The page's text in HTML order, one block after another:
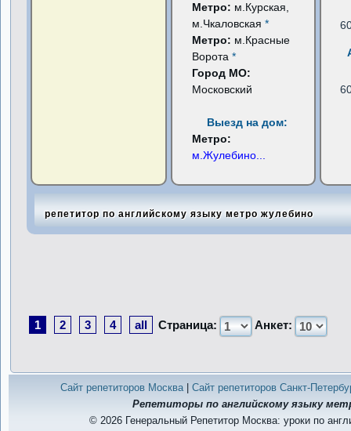
Метро: м.Курская,
м.Чкаловская*
Метро: м.Красные
Ворота*
Город МО:
Московский
Выезд на дом:
Метро:
м.Жулебино
репетитор по английскому языку метро жулебино
1 2 3 4 all Страница: Анкет:
Сайт репетиторов Москва| Сайт репетиторов Санкт-
Репетиторы по английскому языку
© 2026 Генеральный Репетитор Москва: уроки по